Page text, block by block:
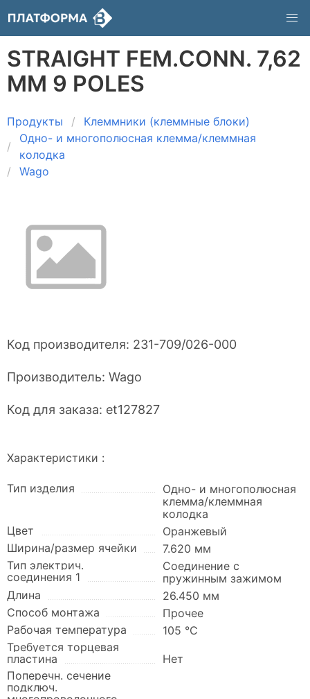
STRAIGHT FEM.CONN. 7,62
MM 9 POLES
Продукты
Клеммники (клеммные блоки)
Одно- и многополюсная клемма/клеммная
колодка
Wago
Код производителя: 231-709/026-000
Производитель: Wago
Код для заказа: et127827
Характеристики :
Тип изделия
Одно- и многополюсная
клемма/клеммная
колодка
Цвет
Оранжевый
Ширина/размер ячейки
7.620 мм
Тип электрич.
соединения 1
Соединение с
пружинным зажимом
Длина
26.450 мм
Способ монтажа
Прочее
Рабочая температура
105 °C
Требуется торцевая
пластина
Нет
Поперечн. сечение
подключ.